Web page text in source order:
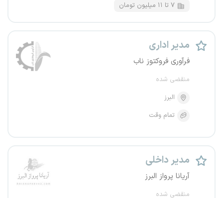
۷ تا ۱۱ میلیون تومان
مدیر اداری
فرآوری فروکتوز ناب
منقضی شده
البرز
تمام وقت
مدیر داخلی
آریانا پرواز البرز
منقضی شده